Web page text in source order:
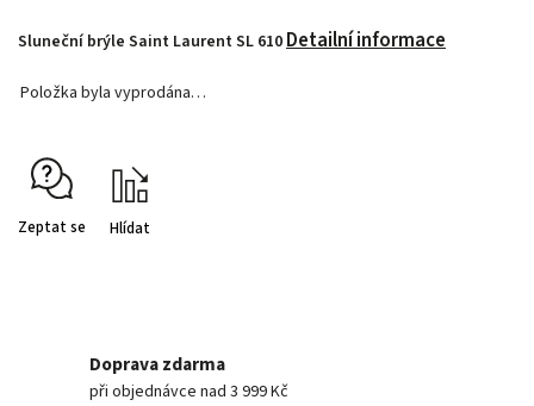
Sluneční brýle Saint Laurent SL 610 Detailní informace
Položka byla vyprodána…
Zeptat se Hlídat
Doprava zdarma
při objednávce nad 3 999 Kč